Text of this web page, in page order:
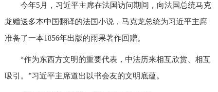
今年5月，习近平主席在法国访问期间，向法国总统马克
龙赠送多本中国翻译的法国小说，马克龙总统为习近平主席
准备了一本1856年出版的雨果著作回赠。
“作为东西方文明的重要代表，中法历来相互欣赏、相互
吸引。”习近平主席道出以书会友的文明底蕴。